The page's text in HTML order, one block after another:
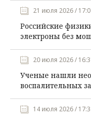
21 июля 2026 /
Российские
электроны без
20 июля 2026 /
Ученые нашли
воспалительных
14 июля 2026 /